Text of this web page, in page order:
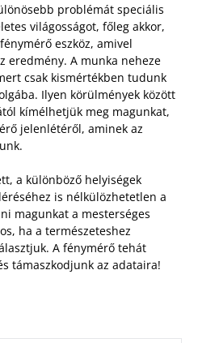
problémát speciális
világosságot, főleg akkor,
eszköz, amivel
eredmény. A munka neheze
csak kismértékben tudunk
Ilyen körülmények között
kímélhetjük meg magunkat,
jelenlétéről, aminek az
a különböző helyiségek
is nélkülözhetetlen a
magunkat a mesterséges
ha a természeteshez
A fénymérő tehát
támaszkodjunk az adataira!